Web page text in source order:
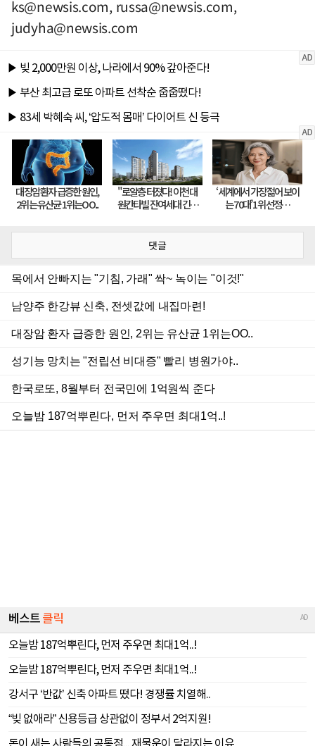
ks@newsis.com, russa@newsis.com,
judyha@newsis.com
댓글